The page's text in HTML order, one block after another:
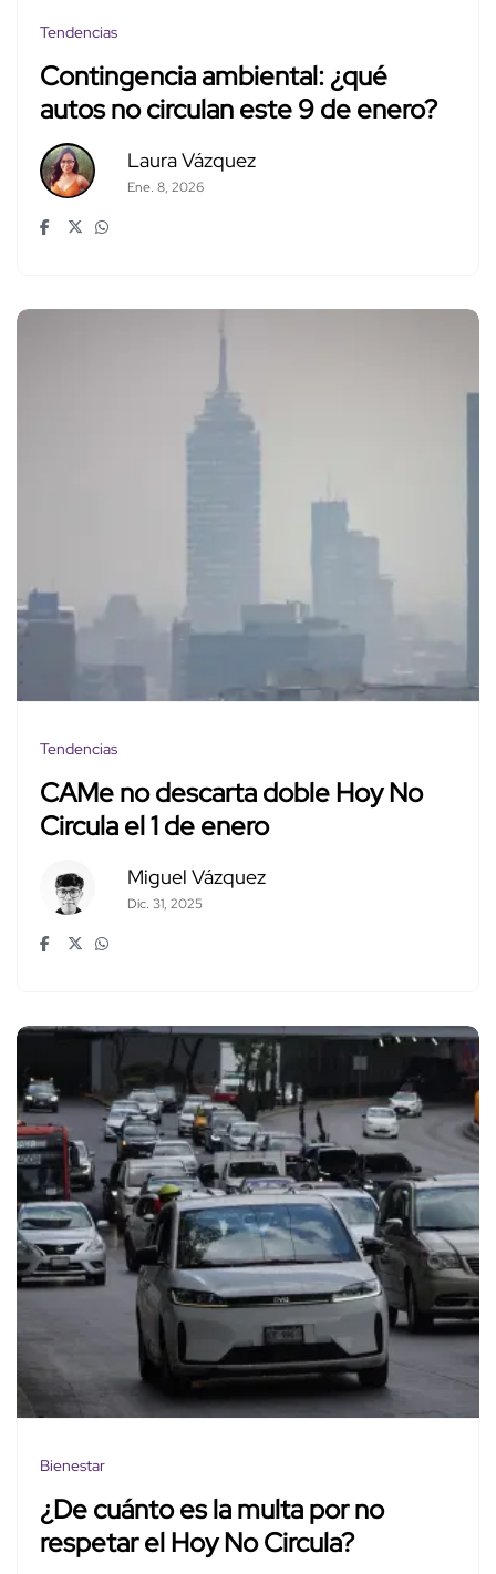
Tendencias
Contingencia ambiental: ¿qué
autos no circulan este 9 de enero?
Laura Vázquez
Ene. 8, 2026
Tendencias
CAMe no descarta doble Hoy No
Circula el 1 de enero
Miguel Vázquez
Dic. 31, 2025
Bienestar
¿De cuánto es la multa por no
respetar el Hoy No Circula?